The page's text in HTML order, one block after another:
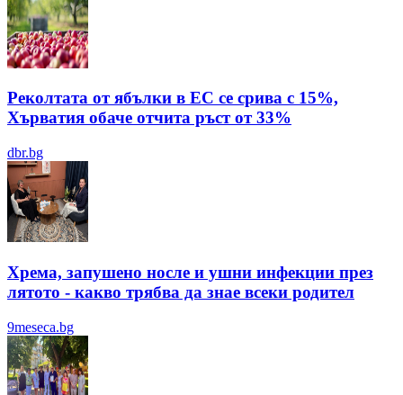
Реколтата от ябълки в ЕС се срива с 15%,
Хърватия обаче отчита ръст от 33%
dbr.bg
Хрема, запушено носле и ушни инфекции през
лятотo - какво трябва да знае всеки родител
9meseca.bg